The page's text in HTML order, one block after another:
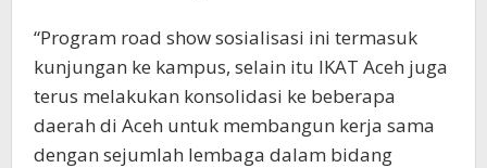
“Program road show sosialisasi ini termasuk
kunjungan ke kampus, selain itu IKAT Aceh juga
terus melakukan konsolidasi ke beberapa
daerah di Aceh untuk membangun kerja sama
dengan sejumlah lembaga dalam bidang